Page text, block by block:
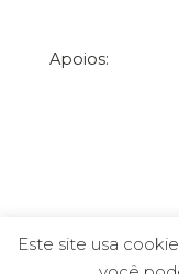
Apoios:
Associação Portuguesa de
Este site usa